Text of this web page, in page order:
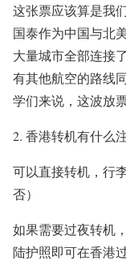
这张票应该算是我
国泰作为中国与北
大量城市全部连接
有其他航空的路线
学们来说，这波放
2. 香港转机有什么
可以直接转机，行
否）
如果需要过夜转机
陆护照即可在香港